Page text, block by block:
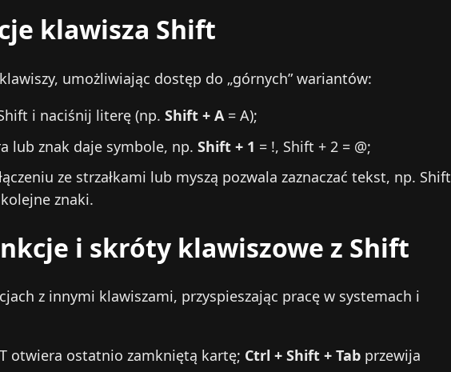
klawisza Shift
umożliwiając dostęp do „górnych” wariantów:
i naciśnij literę (np. Shift + A= A);
lub znak daje symbole, np. Shift + 1 = !, Shift + 2 = @;
ze strzałkami lub myszą pozwala zaznaczać tekst, np. Shift
znaki.
i skróty klawiszowe z Shift
z innymi klawiszami, przyspieszając pracę w systemach i
otwiera ostatnio zamkniętą kartę; Ctrl + Shift + Tab przewija